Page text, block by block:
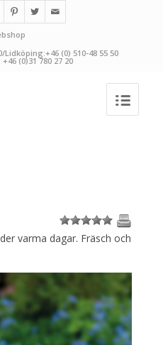
Lidköping:+46 (0) 510-48 55 50
(0)31 780 27 20
1 2 3 4
5
varma dagar. Fräsch och